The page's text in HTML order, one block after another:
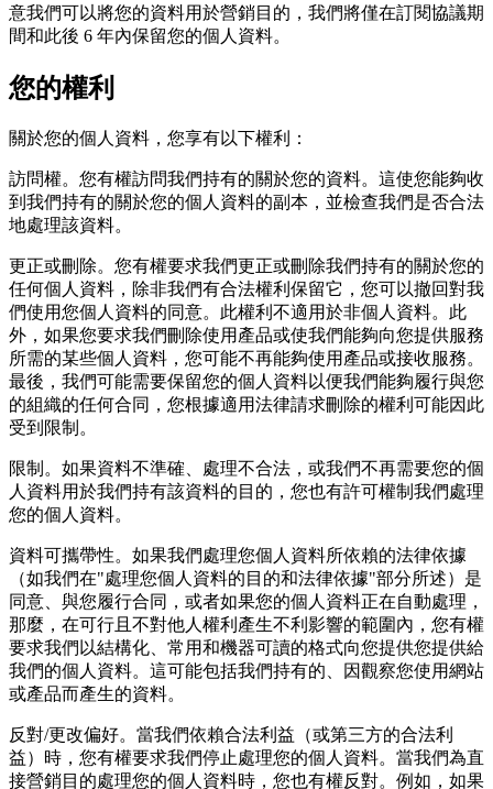
意我們可以將您的資料用於營銷目的，我們將僅在訂閱協議期
間和此後 6 年內保留您的個人資料。
您的權利
關於您的個人資料，您享有以下權利：
訪問權。您有權訪問我們持有的關於您的資料。這使您能夠收
到我們持有的關於您的個人資料的副本，並檢查我們是否合法
地處理該資料。
更正或刪除。您有權要求我們更正或刪除我們持有的關於您的
任何個人資料，除非我們有合法權利保留它，您可以撤回對我
們使用您個人資料的同意。此權利不適用於非個人資料。此
外，如果您要求我們刪除使用產品或使我們能夠向您提供服務
所需的某些個人資料，您可能不再能夠使用產品或接收服務。
最後，我們可能需要保留您的個人資料以便我們能夠履行與您
的組織的任何合同，您根據適用法律請求刪除的權利可能因此
受到限制。
限制。如果資料不準確、處理不合法，或我們不再需要您的個
人資料用於我們持有該資料的目的，您也有許可權制我們處理
您的個人資料。
資料可攜帶性。如果我們處理您個人資料所依賴的法律依據
（如我們在"處理您個人資料的目的和法律依據"部分所述）是
同意、與您履行合同，或者如果您的個人資料正在自動處理，
那麼，在可行且不對他人權利產生不利影響的範圍內，您有權
要求我們以結構化、常用和機器可讀的格式向您提供您提供給
我們的個人資料。這可能包括我們持有的、因觀察您使用網站
或產品而產生的資料。
反對/更改偏好。當我們依賴合法利益（或第三方的合法利
益）時，您有權要求我們停止處理您的個人資料。當我們為直
接營銷目的處理您的個人資料時，您也有權反對。例如，如果